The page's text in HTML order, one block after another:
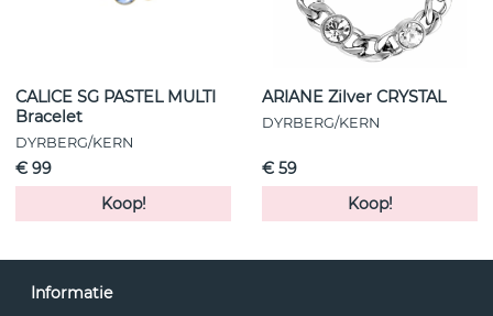
CALICE SG PASTEL MULTI
Bracelet
DYRBERG/KERN
€ 99
Koop!
ARIANE Zilver CRYSTAL
DYRBERG/KERN
€ 59
Koop!
Informatie